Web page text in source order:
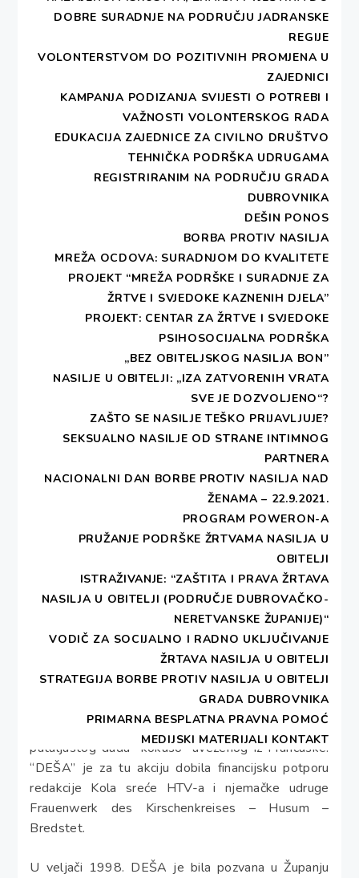
DOBRE SURADNJE NA PODRUČJU JADRANSKE
REGIJE
VOLONTERSTVOM DO POZITIVNIH PROMJENA U
ZAJEDNICI
KAMPANJA PODIZANJA SVIJESTI O POTREBI I
VAŽNOSTI VOLONTERSKOG RADA
EDUKACIJA ZAJEDNICE ZA CIVILNO DRUŠTVO
TEHNIČKA PODRŠKA UDRUGAMA
REGISTRIRANIM NA PODRUČJU GRADA
DUBROVNIKA
DEŠIN PONOS
BORBA PROTIV NASILJA
MREŽA OCDOVA: SURADNJOM DO KVALITETE
PROJEKT “MREŽA PODRŠKE I SURADNJE ZA
ŽRTVE I SVJEDOKE KAZNENIH DJELA”
PROJEKT: CENTAR ZA ŽRTVE I SVJEDOKE
PSIHOSOCIJALNA PODRŠKA
„BEZ OBITELJSKOG NASILJA BON”
NASILJE U OBITELJI: „IZA ZATVORENIH VRATA
SVE JE DOZVOLJENO“?
ZAŠTO SE NASILJE TEŠKO PRIJAVLJUJE?
SEKSUALNO NASILJE OD STRANE INTIMNOG
PARTNERA
NACIONALNI DAN BORBE PROTIV NASILJA NAD
ŽENAMA – 22.9.2021.
PROGRAM POWERON-A
PRUŽANJE PODRŠKE ŽRTVAMA NASILJA U
OBITELJI
ISTRAŽIVANJE: “ZAŠTITA I PRAVA ŽRTAVA
NASILJA U OBITELJI (PODRUČJE DUBROVAČKO-
NERETVANSKE ŽUPANIJE)“
VODIČ ZA SOCIJALNO I RADNO UKLJUČIVANJE
ŽRTAVA NASILJA U OBITELJI
STRATEGIJA BORBE PROTIV NASILJA U OBITELJI
GRADA DUBROVNIKA
PRIMARNA BESPLATNA PRAVNA POMOĆ
MEDIJSKI MATERIJALI KONTAKT
Tada sam sve razumjela, none traži dudov svilac
kako bi sama proizvela svilu i obnovila svoju
dragocjenu narodnu nošnju, jer će tako vratiti
osjećaj samopouzdanja i ponosa. Nošnja je dio
njezina identiteta i odanosti tradiciji predaka.
Krenuli smo u potragu za dudovim svilcem i tražili
ga punih godinu dana. Mnoštvo ženskih udruga
za “bubicom”. Početkom veljače 1994. godine, od
je vijest da je tamošnja udruga žena pronašla
dudov svilac na jugu Francuske u pokrajini
Cevennes, gdje u svilarskoj zadruzi ljudi tog kraja
uzgajaju dudov svilac i proizvode svilu.
Za Uskrs iste godine dobili smo prvih 11 grama
jajašaca svilca, doslovce krijumčarenih preko
granice te ih podijelili obiteljima prognanika
zainteresiranim za proizvodnju svile. “Bubica” je
tako i ovaj put dospjela tajnim putovima u naše
u Dubrovnik stigla u njedrima jedne naše gospođe.
Prve niti svile proizvedene su u prognaničkoj sobi u
hotelu “Plakir” u Dubrovniku. To je motiviralo i
druge obitelji da se zainteresiraju za obnovu
svilarstva, koje je u Konavlima imalo veliku tradiciju
te se održalo do početka 60-tih godina XX.
Danas se uzgojem dudovog svilca bavi desetak
obitelji u Konavlima, od Vitaljine na Prevlaci, pa do
Močića. Najviše svile proizvodi Jele Ruso,
prognanica iz Močića, koja je zasadila i plantažu
patuljastog duda “kokuso” uvezenog iz Francuske.
“DEŠA” je za tu akciju dobila financijsku potporu
redakcije Kola sreće HTV-a i njemačke udruge
Frauenwerk des Kirschenkreises – Husum –
Bredstet.
U veljači 1998. DEŠA je bila pozvana u Županju